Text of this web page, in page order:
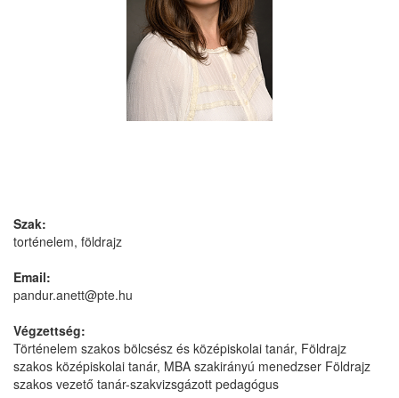
Szak:
torténelem, földrajz
Email:
pandur.anett@pte.hu
Végzettség:
Történelem szakos bölcsész és középiskolai tanár, Földrajz
szakos középiskolai tanár, MBA szakirányú menedzser Földrajz
szakos vezető tanár-szakvizsgázott pedagógus